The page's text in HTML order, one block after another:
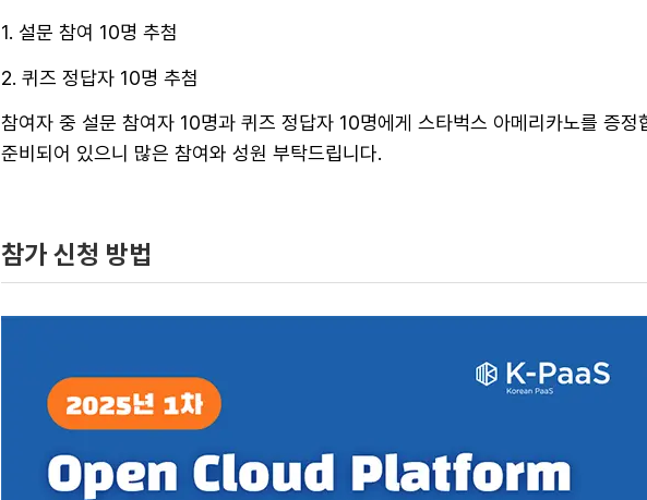
1. 설문 참여 10명 추첨
2. 퀴즈 정답자 10명 추첨
참여자 중 설문 참여자 10명과 퀴즈 정답자 10명에게 스타벅스 아메리카노를 증정
준비되어 있으니 많은 참여와 성원 부탁드립니다.
참가 신청 방법